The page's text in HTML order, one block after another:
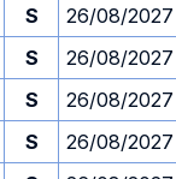
S 26/08/2027
S 26/08/2027
S 26/08/2027
S 26/08/2027